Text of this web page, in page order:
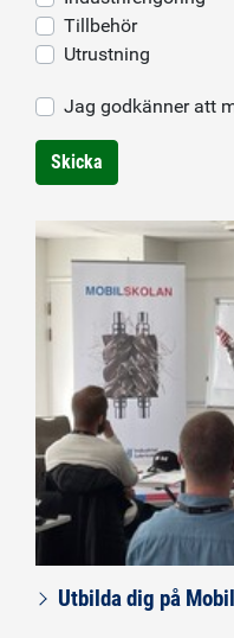
Tillbehör
Utrustning
Jag godkänner att
Skicka
Utbilda dig på